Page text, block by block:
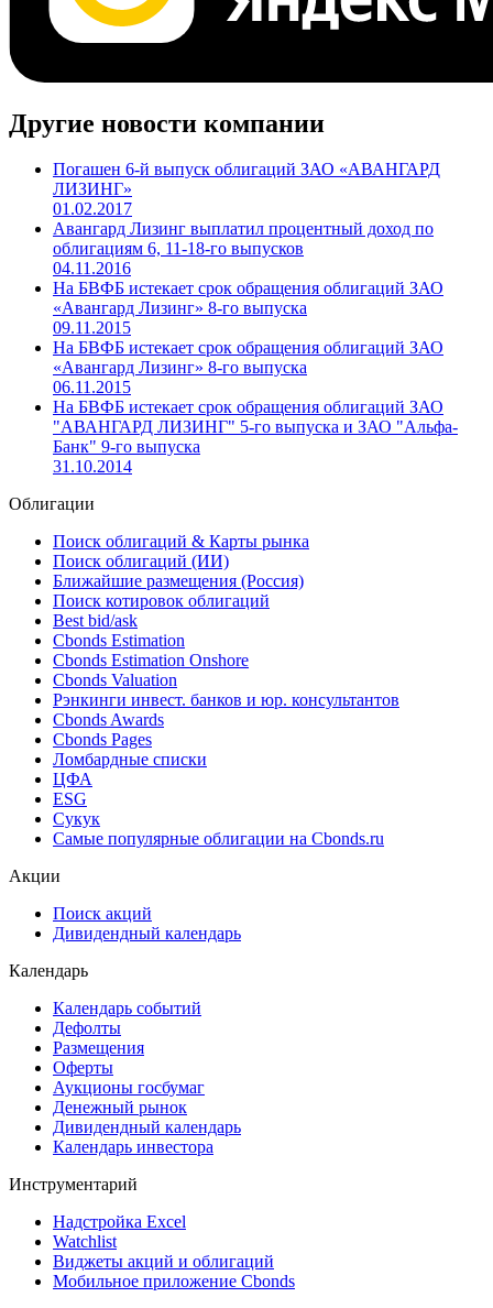
Другие новости компании
Погашен 6-й выпуск облигаций ЗАО «АВАНГАРД
ЛИЗИНГ»
01.02.2017
Авангард Лизинг выплатил процентный доход по
облигациям 6, 11-18-го выпусков
04.11.2016
На БВФБ истекает срок обращения облигаций ЗАО
«Авангард Лизинг» 8-го выпуска
09.11.2015
На БВФБ истекает срок обращения облигаций ЗАО
«Авангард Лизинг» 8-го выпуска
06.11.2015
На БВФБ истекает срок обращения облигаций ЗАО
"АВАНГАРД ЛИЗИНГ" 5-го выпуска и ЗАО "Альфа-
Банк" 9-го выпуска
31.10.2014
Облигации
Поиск облигаций & Карты рынка
Поиск облигаций (ИИ)
Ближайшие размещения (Россия)
Поиск котировок облигаций
Best bid/ask
Cbonds Estimation
Cbonds Estimation Onshore
Cbonds Valuation
Рэнкинги инвест. банков и юр. консультантов
Cbonds Awards
Cbonds Pages
Ломбардные списки
ЦФА
ESG
Сукук
Самые популярные облигации на Cbonds.ru
Акции
Поиск акций
Дивидендный календарь
Календарь
Календарь событий
Дефолты
Размещения
Оферты
Аукционы госбумаг
Денежный рынок
Дивидендный календарь
Календарь инвестора
Инструментарий
Надстройка Excel
Watchlist
Виджеты акций и облигаций
Мобильное приложение Cbonds